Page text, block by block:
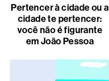
Pertencer à cidade ou a
cidade te pertencer:
você não é figurante
em João Pessoa